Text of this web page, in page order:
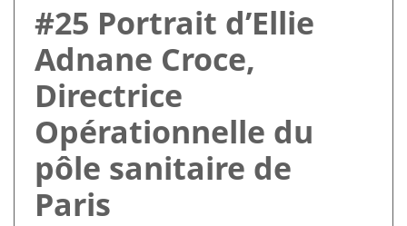
#25 Portrait d’Ellie
Adnane Croce,
Directrice
Opérationnelle du
pôle sanitaire de
Paris